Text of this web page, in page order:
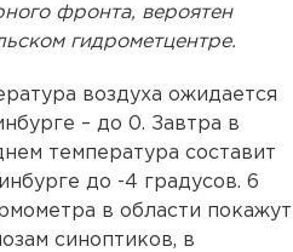
фронта, вероятен
гидрометцентре.
воздуха ожидается
– до 0. Завтра в
температура составит
до -4 градусов. 6
в области покажут
синоптиков, в